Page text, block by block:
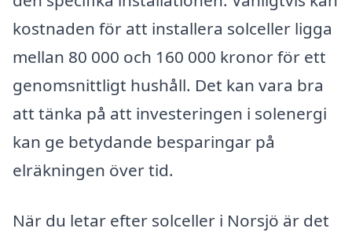
kostnaden för att installera solceller ligga
mellan 80 000 och 160 000 kronor för ett
genomsnittligt hushåll. Det kan vara bra
att tänka på att investeringen i solenergi
kan ge betydande besparingar på
elräkningen över tid.
När du letar efter solceller i Norsjö är det